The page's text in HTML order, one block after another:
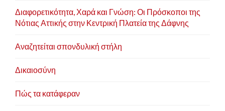
Διαφορετικότητα, Χαρά και Γνώση: Οι Πρόσκοποι της
Νότιας Αττικής στην Κεντρική Πλατεία της Δάφνης
Αναζητείται σπονδυλική στήλη
Δικαιοσύνη
Πώς τα κατάφεραν